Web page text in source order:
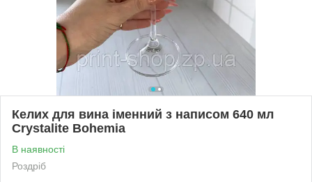
Келих для вина іменний з написом 640 мл
Crystalite Bohemia
В наявності
Роздріб